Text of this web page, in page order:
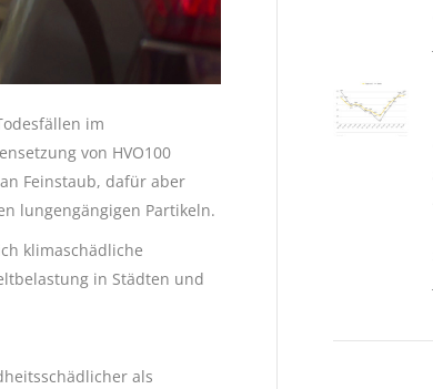
im
von HVO100
Feinstaub, dafür aber
lungengängigen Partikeln.
klimaschädliche
in Städten und
als